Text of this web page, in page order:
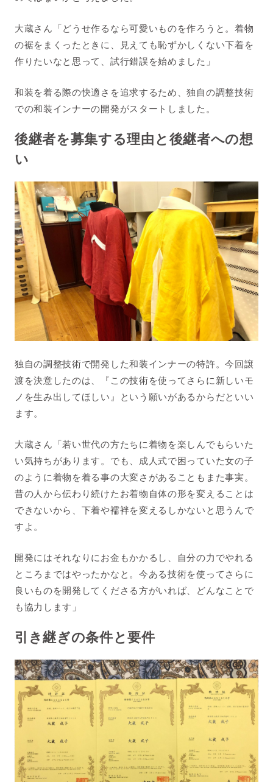
大蔵さん「どうせ作るなら可愛いものを作ろうと。着物
の裾をまくったときに、見えても恥ずかしくない下着を
作りたいなと思って、試行錯誤を始めました」
和装を着る際の快適さを追求するため、独自の調整技術
での和装インナーの開発がスタートしました。
後継者を募集する理由と後継者への想
い
独自の調整技術で開発した和装インナーの特許。今回譲
渡を決意したのは、『この技術を使ってさらに新しいモ
ノを生み出してほしい』という願いがあるからだといい
ます。
大蔵さん「若い世代の方たちに着物を楽しんでもらいた
い気持ちがあります。でも、成人式で困っていた女の子
のように着物を着る事の大変さがあることもまた事実。
昔の人から伝わり続けたお着物自体の形を変えることは
できないから、下着や襦袢を変えるしかないと思うんで
すよ。
開発にはそれなりにお金もかかるし、自分の力でやれる
ところまではやったかなと。今ある技術を使ってさらに
良いものを開発してくださる方がいれば、どんなことで
も協力します」
引き継ぎの条件と要件